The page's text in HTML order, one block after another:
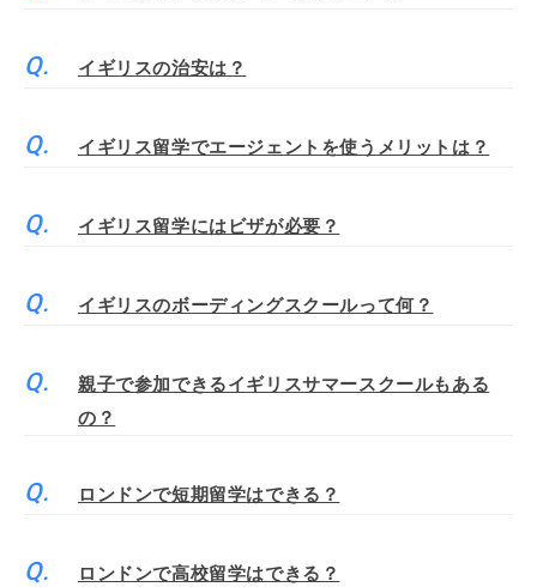
イギリスの治安は？
イギリス留学でエージェントを使うメリットは？
イギリス留学にはビザが必要？
イギリスのボーディングスクールって何？
親子で参加できるイギリスサマースクールもある
の？
ロンドンで短期留学はできる？
ロンドンで高校留学はできる？